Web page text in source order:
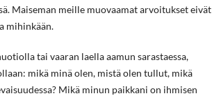
Maiseman meille muovaamat arvoitukset eivät
mihinkään.
tai vaaran laella aamun sarastaessa,
mikä minä olen, mistä olen tullut, mikä
Mikä minun paikkani on ihmisen